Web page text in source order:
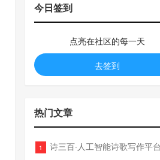
今日签到
点亮在社区的每一天
去签到
热门文章
1 诗三百·人工智能诗歌写作平台_在线作诗机_藏头诗生成器_电脑对联_姓名作诗